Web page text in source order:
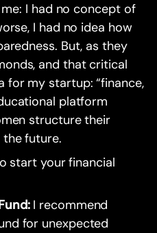
I had no concept of
I had no idea how
But, as they
and that critical
for my startup: “finance,
platform
structure their
future.
start your financial
I recommend
for unexpected